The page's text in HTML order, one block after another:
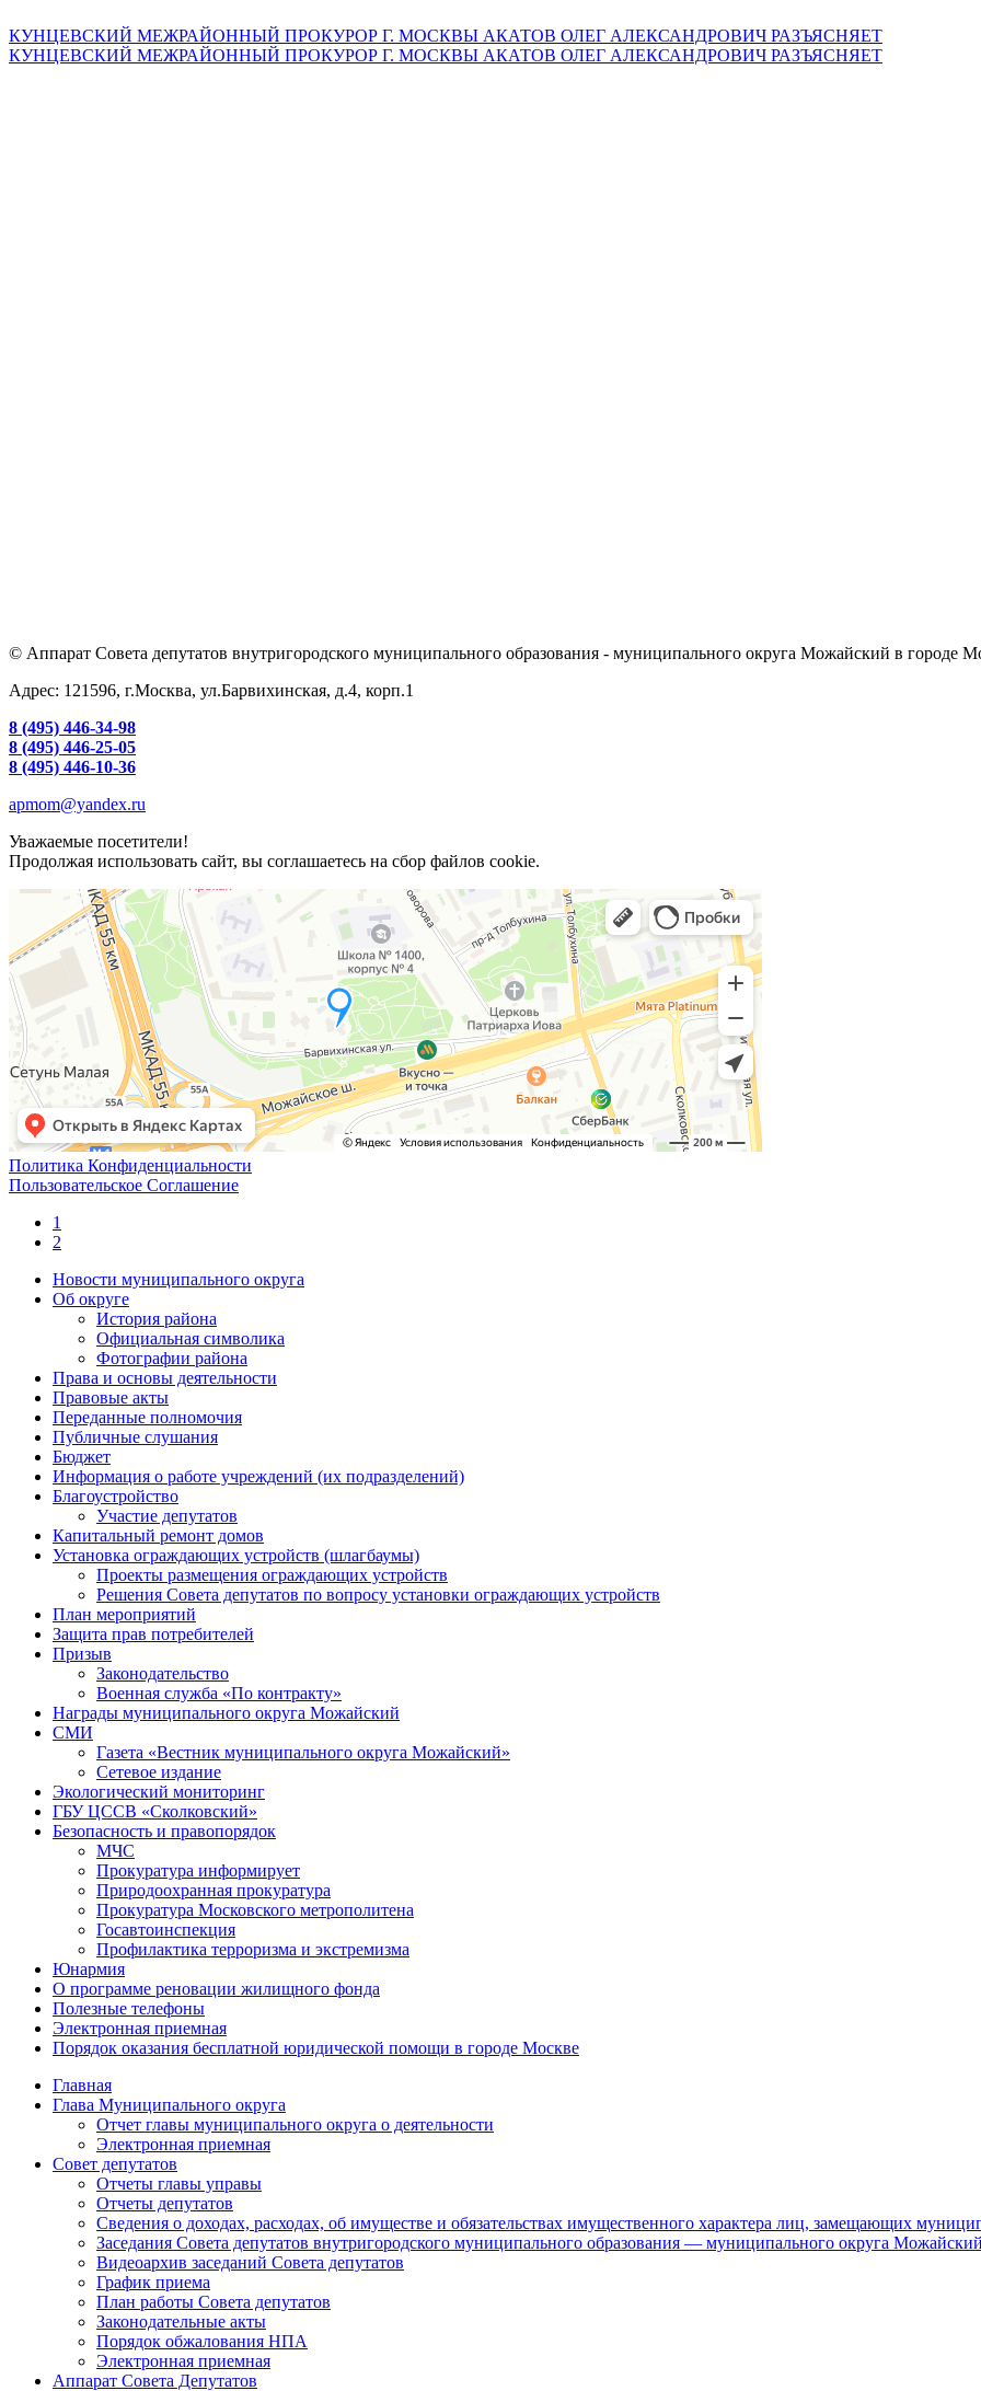
КУНЦЕВСКИЙ МЕЖРАЙОННЫЙ ПРОКУРОР Г. МОСКВЫ АКАТОВ ОЛЕГ АЛЕКСАНДРОВИЧ РАЗЪЯСНЯЕТ
КУНЦЕВСКИЙ МЕЖРАЙОННЫЙ ПРОКУРОР Г. МОСКВЫ АКАТОВ ОЛЕГ АЛЕКСАНДРОВИЧ РАЗЪЯСНЯЕТ
© Аппарат Совета депутатов внутригородского муниципального образования - муниципального округа Можайский в городе
Адрес: 121596, г.Москва, ул.Барвихинская, д.4, корп.1
8 (495) 446-34-98
8 (495) 446-25-05
8 (495) 446-10-36
apmom@yandex.ru
Уважаемые посетители!
Продолжая использовать сайт, вы соглашаетесь на сбор файлов cookie.
Политика Конфиденциальности
Пользовательское Соглашение
1
2
Новости муниципального округа
Об округе
История района
Официальная символика
Фотографии района
Права и основы деятельности
Правовые акты
Переданные полномочия
Публичные слушания
Бюджет
Информация о работе учреждений (их подразделений)
Благоустройство
Участие депутатов
Капитальный ремонт домов
Установка ограждающих устройств (шлагбаумы)
Проекты размещения ограждающих устройств
Решения Совета депутатов по вопросу установки ограждающих устройств
План мероприятий
Защита прав потребителей
Призыв
Законодательство
Военная служба «По контракту»
Награды муниципального округа Можайский
СМИ
Газета «Вестник муниципального округа Можайский»
Сетевое издание
Экологический мониторинг
ГБУ ЦССВ «Сколковский»
Безопасность и правопорядок
МЧС
Прокуратура информирует
Природоохранная прокуратура
Прокуратура Московского метрополитена
Госавтоинспекция
Профилактика терроризма и экстремизма
Юнармия
О программе реновации жилищного фонда
Полезные телефоны
Электронная приемная
Порядок оказания бесплатной юридической помощи в городе Москве
Главная
Глава Муниципального округа
Отчет главы муниципального округа о деятельности
Электронная приемная
Совет депутатов
Отчеты главы управы
Отчеты депутатов
Сведения о доходах, расходах, об имуществе и обязательствах имущественного характера лиц, замещающих
Заседания Совета депутатов внутригородского муниципального образования — муниципального округа
Видеоархив заседаний Совета депутатов
График приема
План работы Совета депутатов
Законодательные акты
Порядок обжалования НПА
Электронная приемная
Аппарат Совета Депутатов